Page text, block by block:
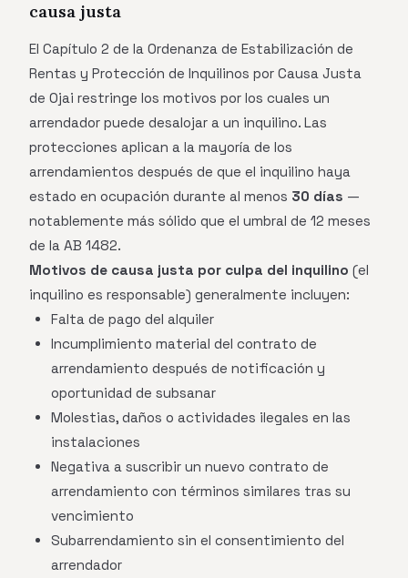
causa justa
El Capítulo 2 de la Ordenanza de Estabilización de
Rentas y Protección de Inquilinos por Causa Justa
de Ojai restringe los motivos por los cuales un
arrendador puede desalojar a un inquilino. Las
protecciones aplican a la mayoría de los
arrendamientos después de que el inquilino haya
estado en ocupación durante al menos 30 días —
notablemente más sólido que el umbral de 12 meses
de la AB 1482.
Motivos de causa justa por culpa del inquilino (el
inquilino es responsable) generalmente incluyen:
Falta de pago del alquiler
Incumplimiento material del contrato de
arrendamiento después de notificación y
oportunidad de subsanar
Molestias, daños o actividades ilegales en las
instalaciones
Negativa a suscribir un nuevo contrato de
arrendamiento con términos similares tras su
vencimiento
Subarrendamiento sin el consentimiento del
arrendador